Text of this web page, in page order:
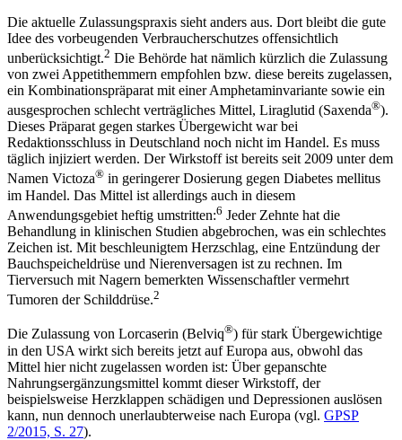
Die aktuelle Zulassungspraxis sieht anders aus. Dort bleibt die gute
Idee des vorbeugenden Verbraucherschutzes offensichtlich
unberücksichtigt.2 Die Behörde hat nämlich kürzlich die Zulassung
von zwei Appetithemmern empfohlen bzw. diese bereits zugelassen,
ein Kombinationspräparat mit einer Amphetaminvariante sowie ein
ausgesprochen schlecht verträgliches Mittel, Liraglutid (Saxenda®).
Dieses Präparat gegen starkes Übergewicht war bei
Redaktionsschluss in Deutschland noch nicht im Handel. Es muss
täglich injiziert werden. Der Wirkstoff ist bereits seit 2009 unter dem
Namen Victoza® in geringerer Dosierung gegen Diabetes mellitus
im Handel. Das Mittel ist allerdings auch in diesem
Anwendungsgebiet heftig umstritten:6 Jeder Zehnte hat die
Behandlung in klinischen Studien abgebrochen, was ein schlechtes
Zeichen ist. Mit beschleunigtem Herzschlag, eine Entzündung der
Bauchspeicheldrüse und Nierenversagen ist zu rechnen. Im
Tierversuch mit Nagern bemerkten Wissenschaftler vermehrt
Tumoren der Schilddrüse.2
Die Zulassung von Lorcaserin (Belviq®) für stark Übergewichtige
in den USA wirkt sich bereits jetzt auf Europa aus, obwohl das
Mittel hier nicht zugelassen worden ist: Über gepanschte
Nahrungsergänzungsmittel kommt dieser Wirkstoff, der
beispielsweise Herzklappen schädigen und Depressionen auslösen
kann, nun dennoch unerlaubter­weise nach Europa (vgl. GPSP
2/2015, S. 27).